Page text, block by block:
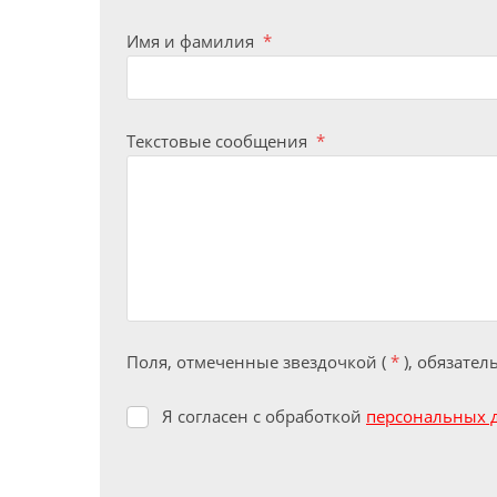
Имя и фамилия *
Текстовые сообщения *
Поля, отмеченные звездочкой ( * ),
Я согласен с обработкой персональных